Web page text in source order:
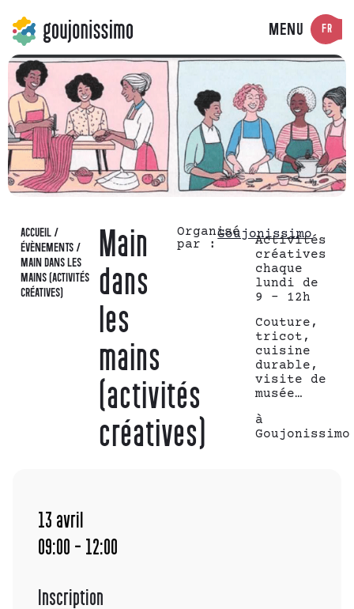
MENU FR
ACCUEIL /
ÉVÈNEMENTS /
MAIN DANS LES
MAINS (ACTIVITÉS
CRÉATIVES)
Main
dans
les
mains
(activités
créatives)
Organisé
par :
Goujonissimo
Activités
créatives
chaque
lundi de
9 – 12h
Couture,
tricot,
cuisine
durable,
visite de
musée…
à
Goujonissimo
13 avril
09:00 - 12:00
Inscription